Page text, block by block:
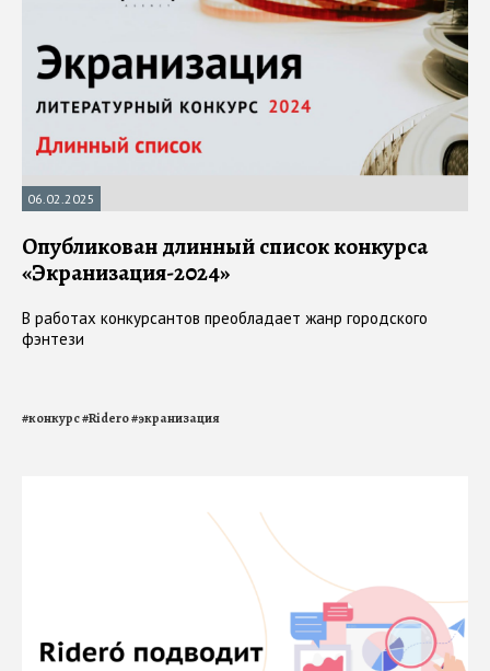
06.02.2025
Опубликован длинный список конкурса
«Экранизация-2024»
В работах конкурсантов преобладает жанр городского
фэнтези
#конкурс#Ridero#экранизация